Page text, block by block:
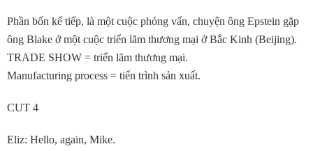
Phần bốn kế tiếp, là một cuộc phỏng vấn, chuyện ông Epstein gặp
ông Blake ở một cuộc triển lãm thương mại ở Bắc Kinh (Beijing).
TRADE SHOW = triển lãm thương mại.
Manufacturing process = tiến trình sản xuất.
CUT 4
Eliz: Hello, again, Mike.